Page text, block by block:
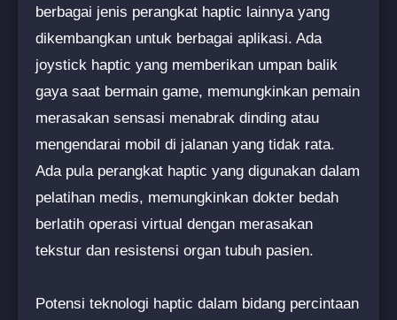
berbagai jenis perangkat haptic lainnya yang
dikembangkan untuk berbagai aplikasi. Ada
joystick haptic yang memberikan umpan balik
gaya saat bermain game, memungkinkan pemain
merasakan sensasi menabrak dinding atau
mengendarai mobil di jalanan yang tidak rata.
Ada pula perangkat haptic yang digunakan dalam
pelatihan medis, memungkinkan dokter bedah
berlatih operasi virtual dengan merasakan
tekstur dan resistensi organ tubuh pasien.
Potensi teknologi haptic dalam bidang percintaan